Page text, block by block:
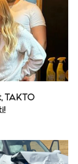
TAKTO